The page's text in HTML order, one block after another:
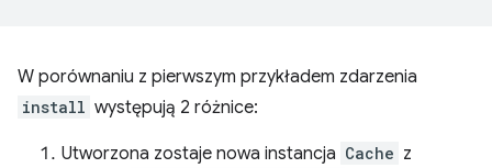
W porównaniu z pierwszym przykładem zdarzenia
install występują 2 różnice:
Utworzona zostaje nowa instancja Cache z